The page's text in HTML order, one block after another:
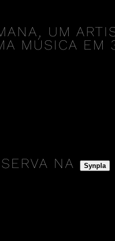
UM
MÚSICA EM
NA
Synpla